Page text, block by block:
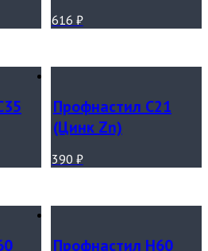
616 ₽
Профнастил С21
(Цинк Zn)
390 ₽
Профнастил Н60